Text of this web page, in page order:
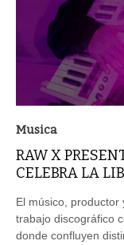
Musica
RAW X
CELEBRA LA
El músico,
trabajo discográfico
donde confluyen